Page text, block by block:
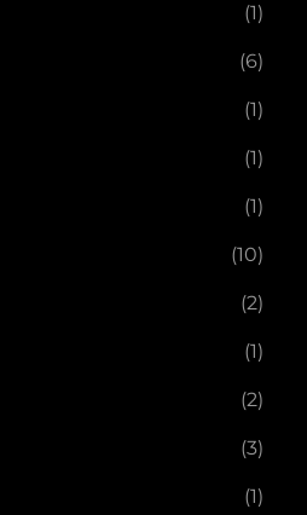
(1)
(6)
(1)
(1)
(1)
(10)
(2)
(1)
(2)
(3)
(1)